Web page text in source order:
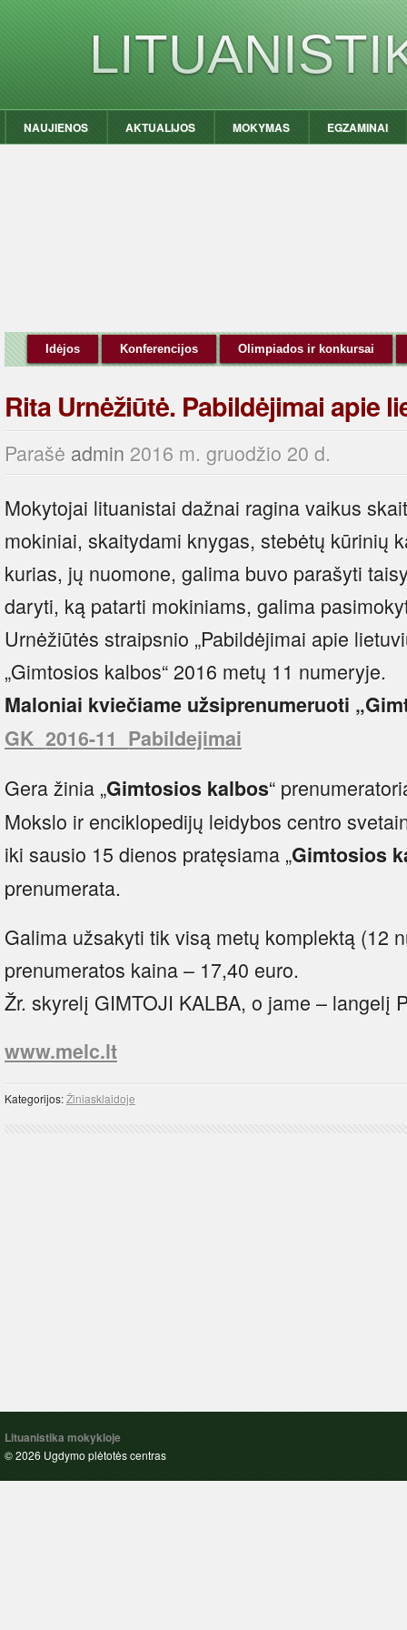
NAUJIENOS AKTUALIJOS MOKYMAS EGZAMINAI
Idėjos Konferencijos Olimpiados ir konkursai
Rita Urnėžiūtė. Pabildėjimai apie
Parašė admin 2016 m. gruodžio 20 d.
Mokytojai lituanistai dažnai ragina vaikus
mokiniai, skaitydami knygas, stebėtų kūrinių
kurias, jų nuomone, galima buvo parašyti
daryti, ką patarti mokiniams, galima
Urnėžiūtės straipsnio „Pabildėjimai apie
„Gimtosios kalbos“ 2016 metų 11 numeryje.
Maloniai kviečiame užsiprenumeruoti
GK_2016-11_Pabildejimai
Gera žinia „Gimtosios kalbos“
Mokslo ir enciklopedijų leidybos centro
iki sausio 15 dienos pratęsiama „Gimtosios
prenumerata.
Galima užsakyti tik visą metų komplektą (12
prenumeratos kaina – 17,40 euro.
Žr. skyrelį GIMTOJI KALBA, o jame – langelį
www.melc.lt
Kategorijos:Žiniasklaidoje
Lituanistika mokykloje
© 2026 Ugdymo plėtotės centras